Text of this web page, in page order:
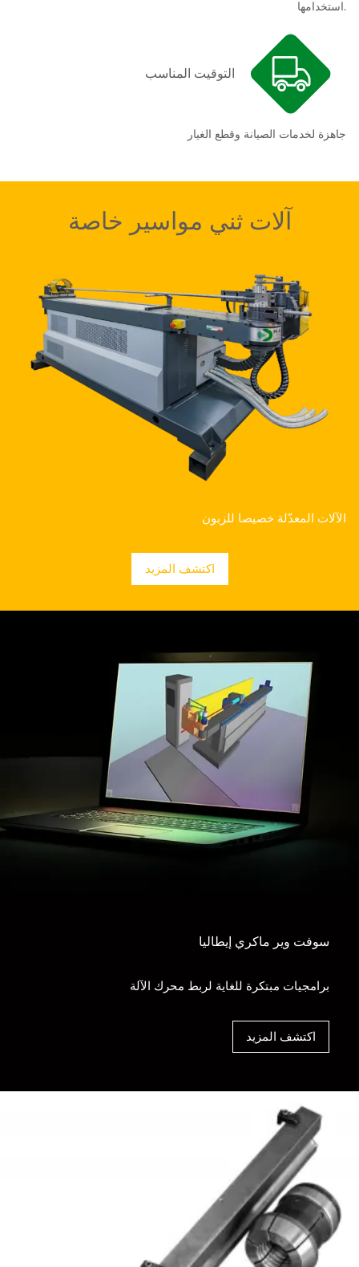
استخدامها.
التوقيت المناسب
جاهزة لخدمات الصيانة وقطع الغيار
آلات ثني مواسير خاصة
الآلات المعدّلة خصيصا للزبون
اكتشف المزيد
سوفت وير ماكري إيطاليا
برامجيات مبتكرة للغاية لربط محرك الآلة
اكتشف المزيد